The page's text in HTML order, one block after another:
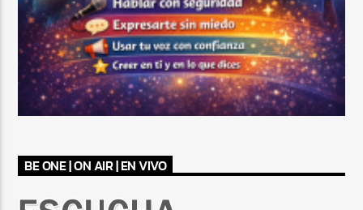
BE ONE | ON AIR | EN VIVO